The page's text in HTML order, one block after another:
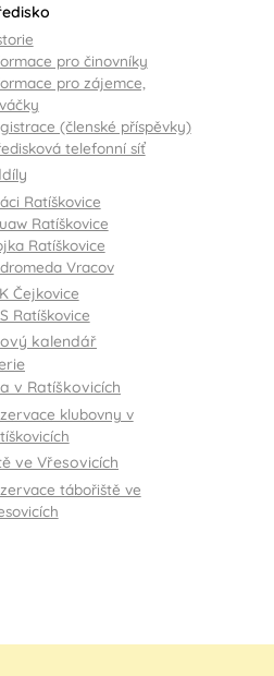
pro činovníky
pro zájemce,
(členské příspěvky)
telefonní síť
Ratíškovice
Ratíškovice
Ratíškovice
Vracov
Čejkovice
Ratíškovice
kalendář
v Ratíškovicích
klubovny v
ve Vřesovicích
tábořiště ve